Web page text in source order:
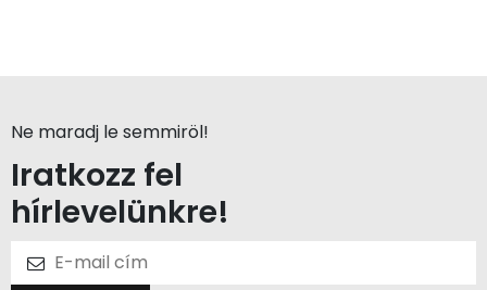
Ne maradj le semmiröl!
Iratkozz fel
hírlevelünkre!